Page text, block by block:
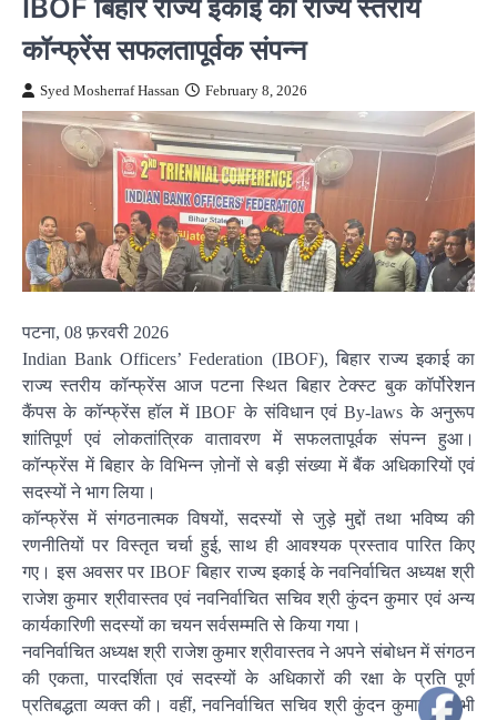
कॉन्फ्रेंस सफलतापूर्वक संपन्न
Syed Mosherraf Hassan February 8, 2026
पटना, 08 फ़रवरी 2026
Indian Bank Officers’ Federation (IBOF), बिहार राज्य इकाई का
राज्य स्तरीय कॉन्फ्रेंस आज पटना स्थित बिहार टेक्स्ट बुक कॉर्पोरेशन
कैंपस के कॉन्फ्रेंस हॉल में IBOF के संविधान एवं By-laws के अनुरूप
शांतिपूर्ण एवं लोकतांत्रिक वातावरण में सफलतापूर्वक संपन्न हुआ।
कॉन्फ्रेंस में बिहार के विभिन्न ज़ोनों से बड़ी संख्या में बैंक अधिकारियों एवं
सदस्यों ने भाग लिया।
कॉन्फ्रेंस में संगठनात्मक विषयों, सदस्यों से जुड़े मुद्दों तथा भविष्य की
रणनीतियों पर विस्तृत चर्चा हुई, साथ ही आवश्यक प्रस्ताव पारित किए
गए। इस अवसर पर IBOF बिहार राज्य इकाई के नवनिर्वाचित अध्यक्ष श्री
राजेश कुमार श्रीवास्तव एवं नवनिर्वाचित सचिव श्री कुंदन कुमार एवं अन्य
कार्यकारिणी सदस्यों का चयन सर्वसम्मति से किया गया।
नवनिर्वाचित अध्यक्ष श्री राजेश कुमार श्रीवास्तव ने अपने संबोधन में संगठन
की एकता, पारदर्शिता एवं सदस्यों के अधिकारों की रक्षा के प्रति पूर्ण
प्रतिबद्धता व्यक्त की। वहीं, नवनिर्वाचित सचिव श्री कुंदन कुमार ने सभी